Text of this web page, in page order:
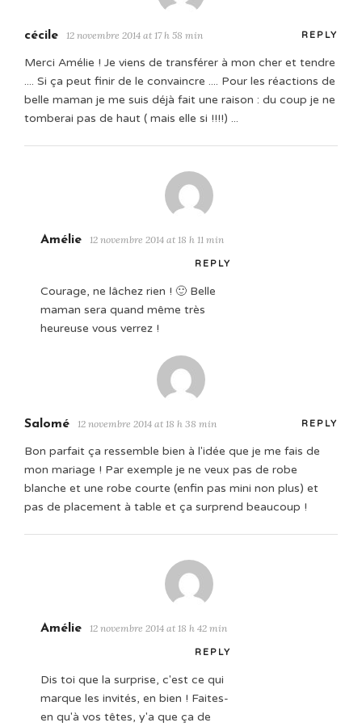
cécile 12 novembre 2014 at 17 h 58 min REPLY
Merci Amélie ! Je viens de transférer à mon cher et tendre
.... Si ça peut finir de le convaincre .... Pour les réactions de
belle maman je me suis déjà fait une raison : du coup je ne
tomberai pas de haut ( mais elle si !!!!) ...
Amélie 12 novembre 2014 at 18 h 11 min
REPLY
Courage, ne lâchez rien ! 🙂 Belle
maman sera quand même très
heureuse vous verrez !
Salomé 12 novembre 2014 at 18 h 38 min REPLY
Bon parfait ça ressemble bien à l'idée que je me fais de
mon mariage ! Par exemple je ne veux pas de robe
blanche et une robe courte (enfin pas mini non plus) et
pas de placement à table et ça surprend beaucoup !
Amélie 12 novembre 2014 at 18 h 42 min
REPLY
Dis toi que la surprise, c'est ce qui
marque les invités, en bien ! Faites-
en qu'à vos têtes, y'a que ça de